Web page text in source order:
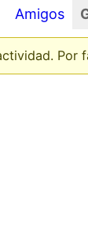
Amigos
Por